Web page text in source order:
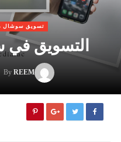
تسويق سوشال
التسويق في
ByREEM